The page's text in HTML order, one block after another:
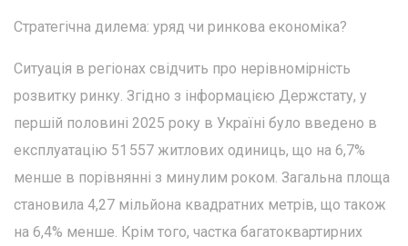
Стратегічна дилема: уряд чи ринкова економіка?
Ситуація в регіонах свідчить про нерівномірність
розвитку ринку. Згідно з інформацією Держстату, у
першій половині 2025 року в Україні було введено в
експлуатацію 51 557 житлових одиниць, що на 6,7%
менше в порівнянні з минулим роком. Загальна площа
становила 4,27 мільйона квадратних метрів, що також
на 6,4% менше. Крім того, частка багатоквартирних